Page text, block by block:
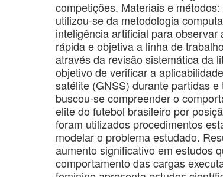
competições. Materiais e
utilizou-se da metodologia
inteligência artificial para
rápida e objetiva a linha de
através da revisão sistemática da
objetivo de verificar a
satélite (GNSS) durante partidas
buscou-se compreender o
elite do futebol brasileiro por
foram utilizados procedimentos
modelar o problema estudado.
aumento significativo em estudos
comportamento das cargas